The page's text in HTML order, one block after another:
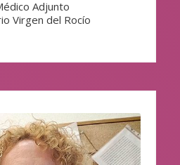
Adjunto
Virgen del Rocío